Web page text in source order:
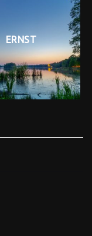
ERNST